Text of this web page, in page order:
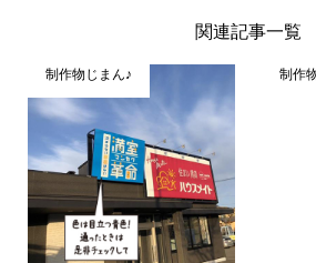
関連記事一覧
制作物じまん♪ 制作